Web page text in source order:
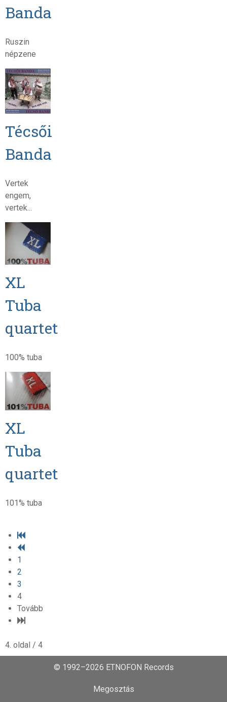
Banda
Ruszin
népzene
Técsői
Banda
Vertek
engem,
vertek...
XL
Tuba
quartet
100% tuba
XL
Tuba
quartet
101% tuba
1
2
3
4
Tovább
4. oldal / 4
© 1992–2026 ETNOFON Records
Megosztás